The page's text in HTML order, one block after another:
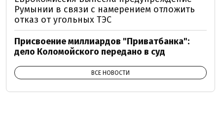
Румынии в связи с намерением отложить
отказ от угольных ТЭС
Присвоение миллиардов "Приватбанка":
дело Коломойского передано в суд
ВСЕ НОВОСТИ